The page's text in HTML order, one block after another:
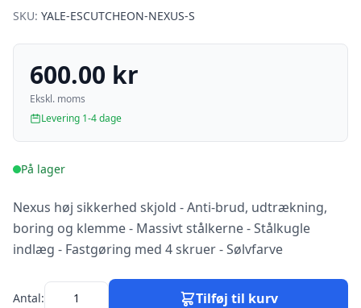
SKU: YALE-ESCUTCHEON-NEXUS-S
600.00 kr
Ekskl. moms
Levering 1-4 dage
På lager
Nexus høj sikkerhed skjold - Anti-brud, udtrækning,
boring og klemme - Massivt stålkerne - Stålkugle
indlæg - Fastgøring med 4 skruer - Sølvfarve
Antal: Tilføj til kurv